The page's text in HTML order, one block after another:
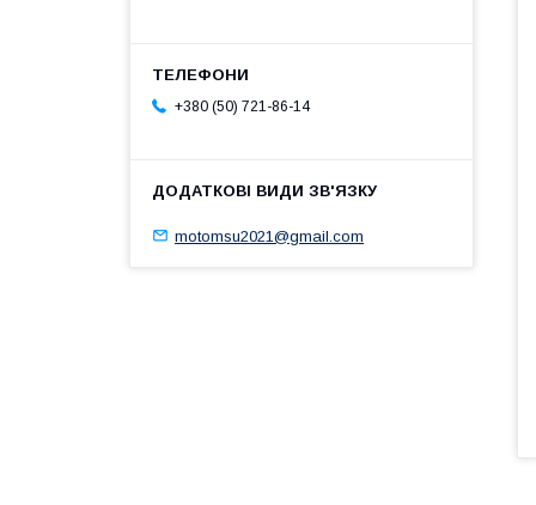
+380 (50) 721-86-14
motomsu2021@gmail.com